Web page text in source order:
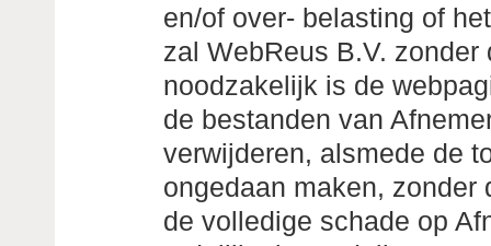
en/of over- belasting of
zal WebReus B.V.
noodzakelijk is de
de bestanden van
verwijderen, alsmede de
ongedaan maken, zonder
de volledige schade op